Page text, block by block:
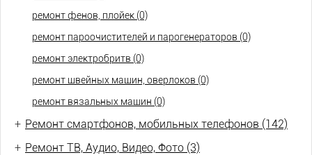
ремонт фенов, плойек (0)
ремонт пароочистителей и парогенераторов (0)
ремонт электробритв (0)
ремонт швейных машин, оверлоков (0)
ремонт вязальных машин (0)
+ Ремонт смартфонов, мобильных телефонов (142)
+ Ремонт ТВ, Аудио, Видео, Фото (3)